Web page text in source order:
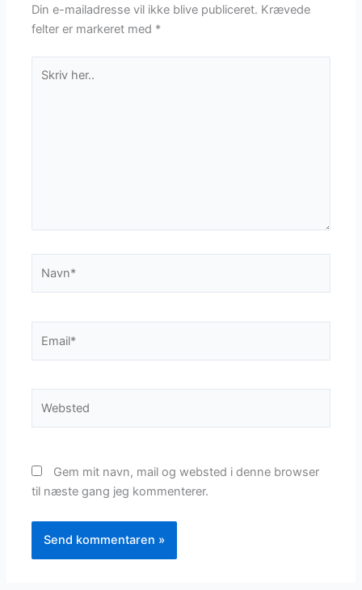
Din e-mailadresse vil ikke blive publiceret. Krævede
felter er markeret med *
Gem mit navn, mail og websted i denne browser
til næste gang jeg kommenterer.